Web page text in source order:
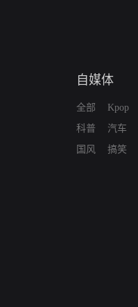
自媒体
全部
科普
国风
Kpop
汽车
搞笑